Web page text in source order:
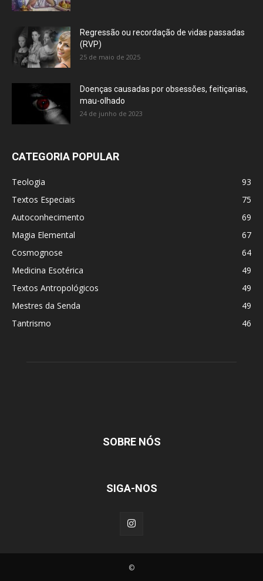
Regressão ou recordação de vidas passadas
(RVP)
25 de maio de 2025
Doenças causadas por obsessões, feitiçarias,
mau-olhado
24 de junho de 2023
CATEGORIA POPULAR
Teologia
93
Textos Especiais
75
Autoconhecimento
69
Magia Elemental
67
Cosmognose
64
Medicina Esotérica
49
Textos Antropológicos
49
Mestres da Senda
49
Tantrismo
46
SOBRE NÓS
SIGA-NOS
©